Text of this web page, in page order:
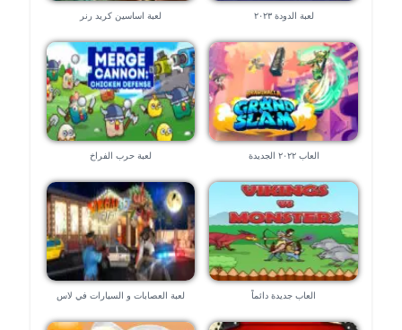
لعبة الدودة ٢٠٢٣ لعبة اساسين كريد رنر
العاب ٢٠٢٢ الجديدة لعبة حرب الفراخ
العاب جديدة دائماً
لعبة العصابات و السيارات في لاس